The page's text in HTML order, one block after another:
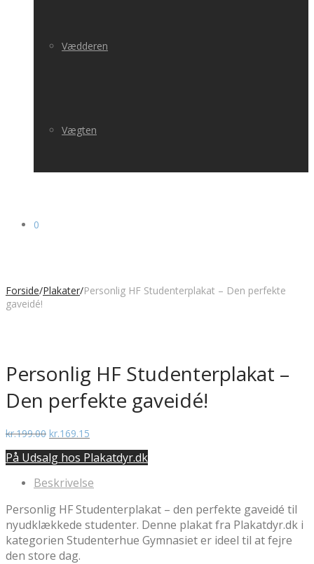
Vædderen
Vægten
0
Forside/Plakater/Personlig HF Studenterplakat – Den perfekte
gaveidé!
Personlig HF Studenterplakat –
Den perfekte gaveidé!
kr.199.00 Den
pris
kr.199.00.
kr.169.15
pris
kr.169.15.
På Udsalg hos Plakatdyr.dk
Beskrivelse
Personlig HF Studenterplakat – den perfekte gaveidé til
nyudklækkede studenter. Denne plakat fra Plakatdyr.dk i
kategorien Studenterhue Gymnasiet er ideel til at fejre
den store dag.